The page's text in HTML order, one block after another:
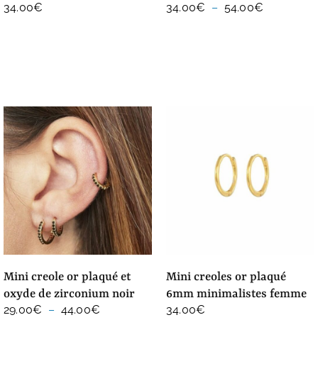
34.00€
34.00€ – 54.00€
mini creole or plaqué et
oxyde de zirconium noir
29.00€ – 44.00€
mini creoles or plaqué
6mm minimalistes femme
34.00€